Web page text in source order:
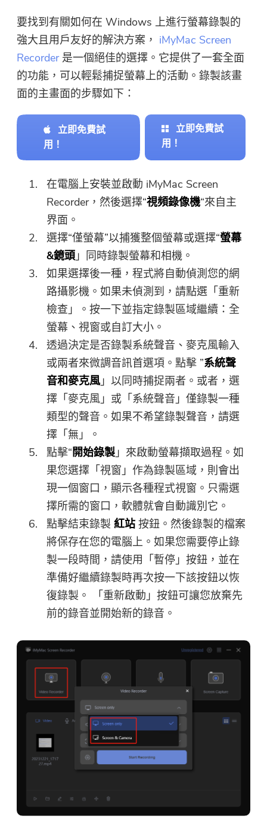
要找到有關如何在 Windows 上進行螢幕錄製的
強大且用戶友好的解決方案， iMyMac Screen
Recorder是一個絕佳的選擇。它提供了一套全面
的功能，可以輕鬆捕捉螢幕上的活動。錄製該畫
面的主畫面的步驟如下：
立即免費試
用！
立即免費試
用！
在電腦上安裝並啟動 iMyMac Screen
Recorder，然後選擇“視頻錄像機“來自主
界面。
選擇“僅螢幕”以捕獲整個螢幕或選擇“螢幕
&鏡頭」同時錄製螢幕和相機。
如果選擇後一種，程式將自動偵測您的網
路攝影機。如果未偵測到，請點選「重新
檢查」。按一下並指定錄製區域繼續：全
螢幕、視窗或自訂大小。
透過決定是否錄製系統聲音、麥克風輸入
或兩者來微調音訊首選項。點擊 ”系統聲
音和麥克風」以同時捕捉兩者。或者，選
擇「麥克風」或「系統聲音」僅錄製一種
類型的聲音。如果不希望錄製聲音，請選
擇「無」。
點擊“開始錄製」來啟動螢幕擷取過程。如
果您選擇「視窗」作為錄製區域，則會出
現一個窗口，顯示各種程式視窗。只需選
擇所需的窗口，軟體就會自動識別它。
點擊結束錄製紅站 按鈕。然後錄製的檔案
將保存在您的電腦上。如果您需要停止錄
製一段時間，請使用「暫停」按鈕，並在
準備好繼續錄製時再次按一下該按鈕以恢
復錄製。 「重新啟動」按鈕可讓您放棄先
前的錄音並開始新的錄音。